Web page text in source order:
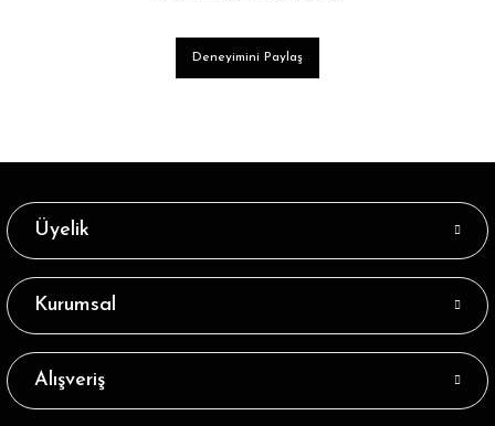
Deneyimini Paylaş
Üyelik
Kurumsal
Alışveriş